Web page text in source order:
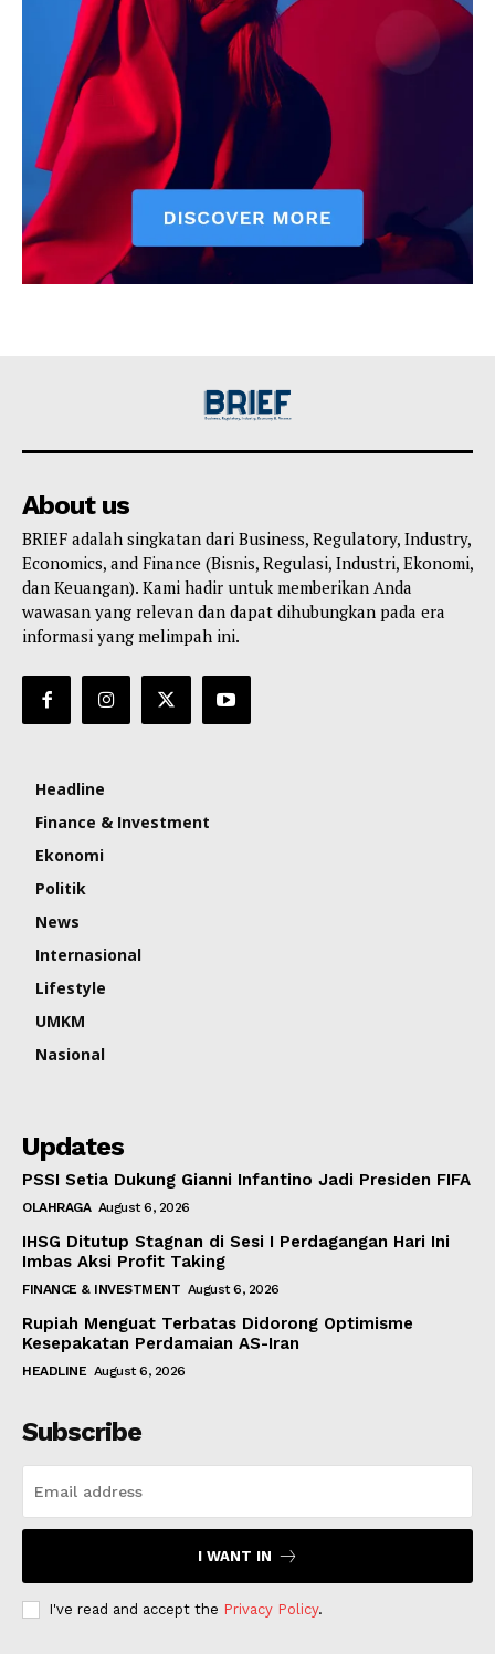
About us
BRIEF adalah singkatan dari Business, Regulatory, Industry,
Economics, and Finance (Bisnis, Regulasi, Industri, Ekonomi,
dan Keuangan). Kami hadir untuk memberikan Anda
wawasan yang relevan dan dapat dihubungkan pada era
informasi yang melimpah ini.
Headline
Finance & Investment
Ekonomi
Politik
News
Internasional
Lifestyle
UMKM
Nasional
Updates
PSSI Setia Dukung Gianni Infantino Jadi Presiden FIFA
OLAHRAGA August 6, 2026
IHSG Ditutup Stagnan di Sesi I Perdagangan Hari Ini
Imbas Aksi Profit Taking
FINANCE & INVESTMENT August 6, 2026
Rupiah Menguat Terbatas Didorong Optimisme
Kesepakatan Perdamaian AS-Iran
HEADLINE August 6, 2026
Subscribe
I WANT IN
I've read and accept the Privacy Policy.